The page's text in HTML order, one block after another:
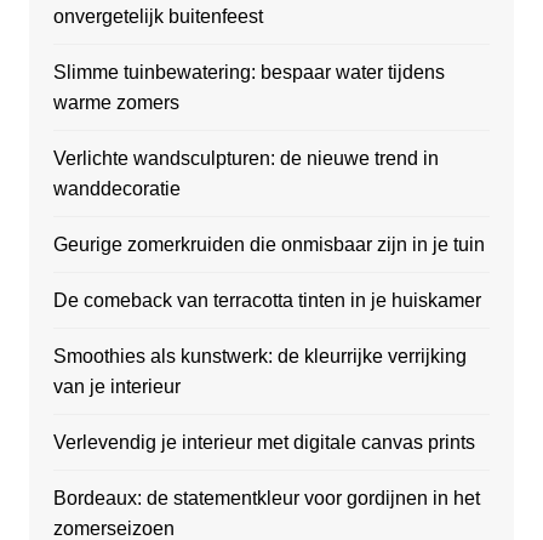
onvergetelijk buitenfeest
Slimme tuinbewatering: bespaar water tijdens
warme zomers
Verlichte wandsculpturen: de nieuwe trend in
wanddecoratie
Geurige zomerkruiden die onmisbaar zijn in je tuin
De comeback van terracotta tinten in je huiskamer
Smoothies als kunstwerk: de kleurrijke verrijking
van je interieur
Verlevendig je interieur met digitale canvas prints
Bordeaux: de statementkleur voor gordijnen in het
zomerseizoen